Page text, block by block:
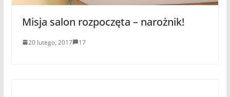
Misja salon rozpoczęta – narożnik!
20 lutego, 2017 17